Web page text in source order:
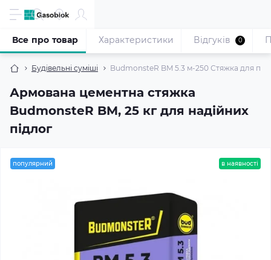
Будівельні суміші BudmonsteR BM 5.3 м-250 Стяжка для
Армована цементна стяжка
BudmonsteR BM, 25 кг для надійних
підлог
Все про товар Характеристики Відгуків 0
популярний в наявності